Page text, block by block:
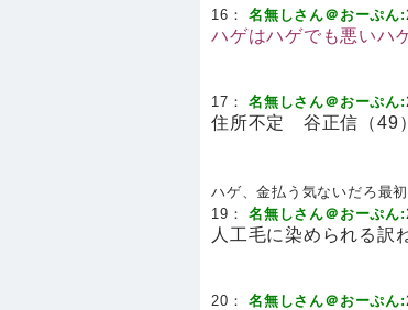
16：名無しさん＠おーぷん:
ハゲはハゲでも悪いハ
17：名無しさん＠おーぷん:
住所不定 谷正信（49
ハゲ、金払う気ないだろ最
19：名無しさん＠おーぷん:
人工毛に染められる訳
20：名無しさん＠おーぷん: